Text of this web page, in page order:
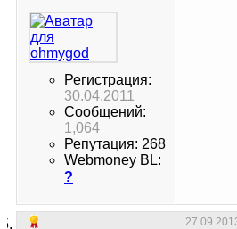
Регистрация:
30.04.2011
Сообщений:
1,064
Репутация: 268
Webmoney BL:
?